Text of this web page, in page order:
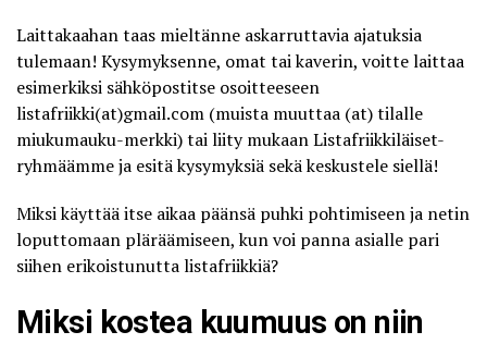
Laittakaahan taas mieltänne askarruttavia ajatuksia
tulemaan! Kysymyksenne, omat tai kaverin, voitte laittaa
esimerkiksi sähköpostitse osoitteeseen
listafriikki(at)gmail.com (muista muuttaa (at) tilalle
miukumauku-merkki) tai liity mukaanListafriikkiläiset-
ryhmäämmeja esitä kysymyksiä sekä keskustele siellä!
Miksi käyttää itse aikaa päänsä puhki pohtimiseen ja netin
loputtomaan pläräämiseen, kun voi panna asialle pari
siihen erikoistunutta listafriikkiä?
Miksi kostea kuumuus on niin